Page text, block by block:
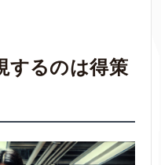
するのは得策